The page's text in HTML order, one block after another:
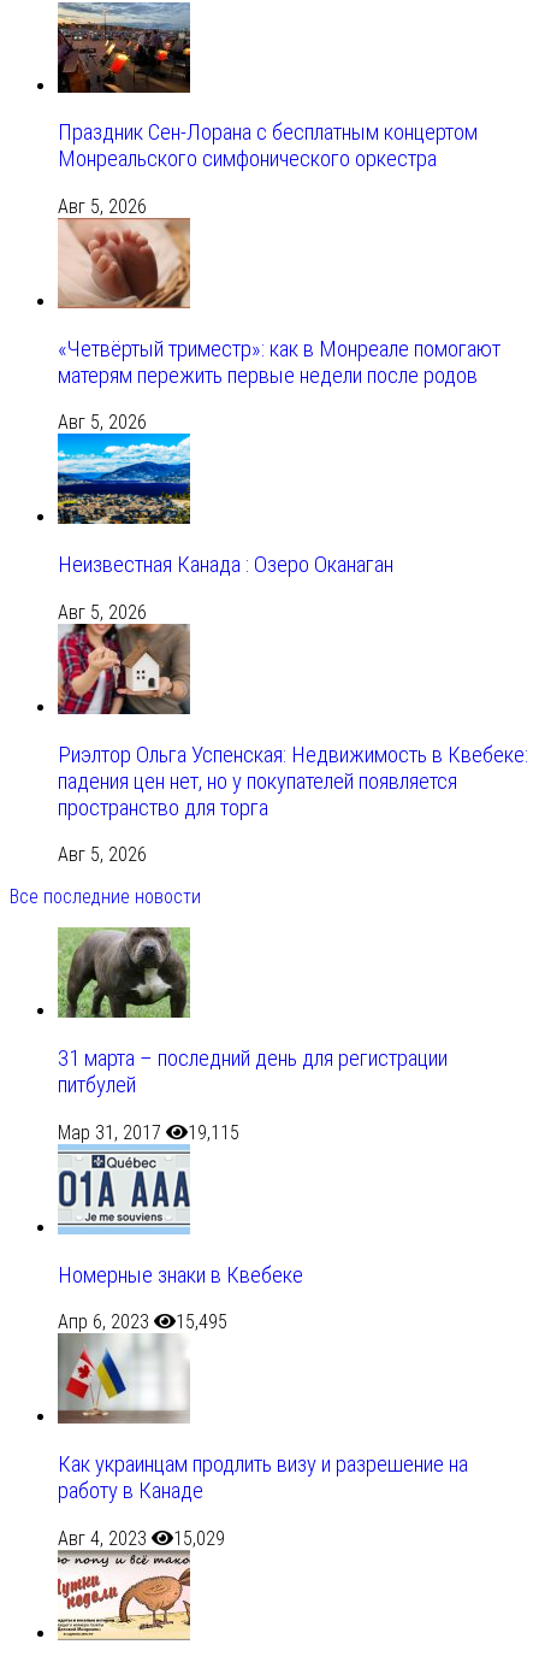
Праздник Сен-Лорана с бесплатным концертом
Монреальского симфонического оркестра
Авг 5, 2026
«Четвёртый триместр»: как в Монреале помогают
матерям пережить первые недели после родов
Авг 5, 2026
Неизвестная Канада : Озеро Оканаган
Авг 5, 2026
Риэлтор Ольга Успенская: Недвижимость в Квебеке:
падения цен нет, но у покупателей появляется
пространство для торга
Авг 5, 2026
Все последние новости
31 марта – последний день для регистрации
питбулей
Мар 31, 2017 19,115
Номерные знаки в Квебеке
Апр 6, 2023 15,495
Как украинцам продлить визу и разрешение на
работу в Канаде
Авг 4, 2023 15,029